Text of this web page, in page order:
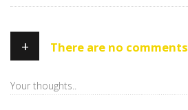
+ There are no comments